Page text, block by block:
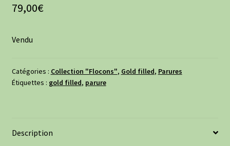
79,00€
Vendu
Catégories : Collection "Flocons", Gold filled, Parures
Étiquettes : gold filled, parure
Description